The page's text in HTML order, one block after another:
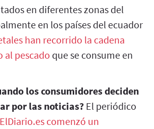
en diferentes zonas del
en los países del ecuador
han recorrido la cadena
al pescado que se consume en
los consumidores deciden
por las noticias? El periódico
ElDiario.es comenzó un